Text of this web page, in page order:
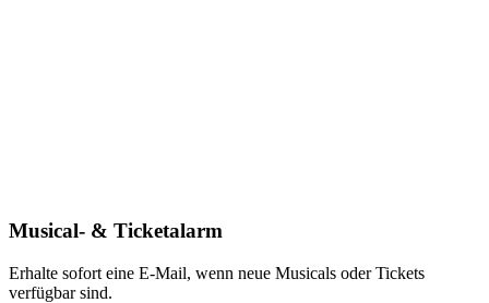
Musical- & Ticketalarm
Erhalte sofort eine E-Mail, wenn neue Musicals oder Tickets
verfügbar sind.